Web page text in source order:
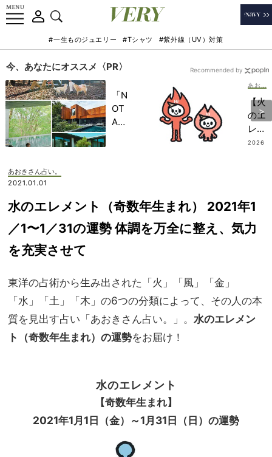
#一生ものジュエリー #Tシャツ #紫外線（UV）対策
今、あなたにオススメ〈PR〉
「N
OT
A
記憶
に一
生残
家族
旅】
を
【火
のエ
レメ
ント
202
6年
下半
て走
り続
2026
Recommended by
あおきさん占い。
2021.01.01
水のエレメント（奇数年生まれ） 2021年1
／1〜1／31の運勢 体調を万全に整え、気力
を充実させて
東洋の占術から生み出された「火」「風」「金」
「水」「土」「木」の6つの分類によって、その人の本
質を見出す占い「あおきさん占い。」。 水のエレメン
ト（奇数年生まれ）の運勢をお届け！
水のエレメント
【奇数年生まれ】
2021年1月1日（金）～1月31日（日）の運勢